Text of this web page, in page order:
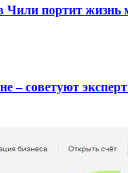
Чили портит
– советуют